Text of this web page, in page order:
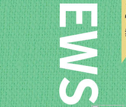
NEWS
4月9日の安全運転講習会